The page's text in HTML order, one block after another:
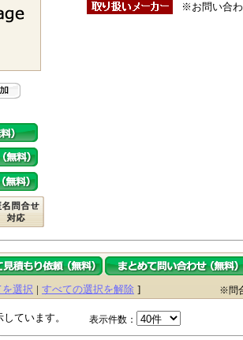
※お問い合
選択 | すべての選択を解除 ] ※問
ています。 表示件数：